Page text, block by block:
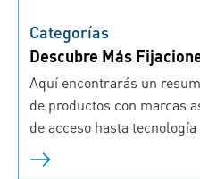
Categorías
Descubre Más
Aquí encontrarás un
de productos con marcas
de acceso hasta